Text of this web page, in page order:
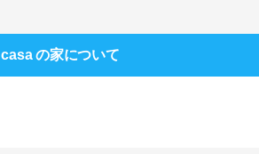
casa の家について